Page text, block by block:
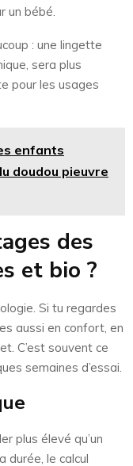
un bébé.
: une lingette
sera plus
pour les usages
enfants
doudou pieuvre
des
et bio ?
Si tu regardes
aussi en confort, en
C’est souvent ce
semaines d’essai.
plus élevé qu’un
durée, le calcul